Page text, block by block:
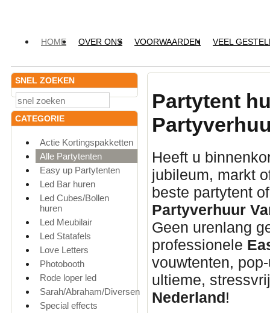
HOME OVER ONS VOORWAARDEN VEEL
SNEL ZOEKEN
CATEGORIE
Actie Kortingspakketten
Alle Partytenten
Easy up Partytenten
Led Bar huren
Led Cubes/Bollen
huren
Led Meubilair
Led Statafels
Love Letters
Photobooth
Rode loper led
Sarah/Abraham/Diversen
Special effects
Partytent
Heeft u
jubileum, markt
beste partytent
Partyverhuur
Geen urenlang
professionele
vouwtenten,
ultieme,
Nederland!